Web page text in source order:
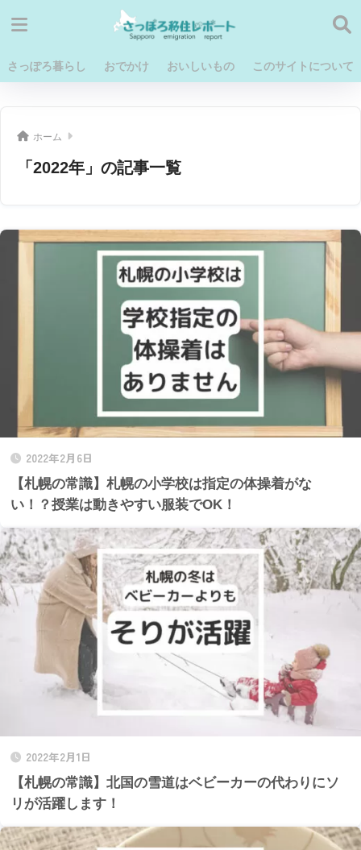
さっぽろ暮らし おでかけ おいしいもの このサイトについて
ホーム
「2022年」の記事一覧
2022年2月6日
【札幌の常識】札幌の小学校は指定の体操着がな
い！？授業は動きやすい服装でOK！
2022年2月1日
【札幌の常識】北国の雪道はベビーカーの代わりにソ
リが活躍します！